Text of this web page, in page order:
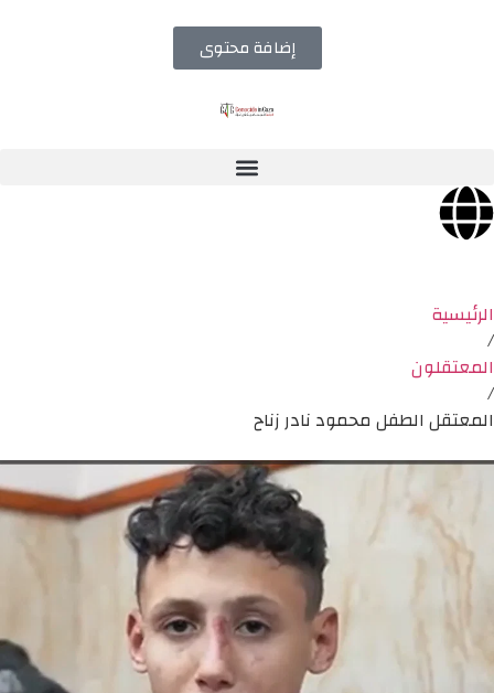
إضافة محتوى
الرئيسية
/
المعتقلون
/
المعتقل الطفل محمود نادر زناح